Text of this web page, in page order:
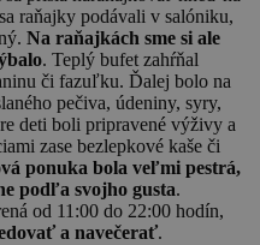
raňajky podávali v salóniku,
Na raňajkách sme si ale
. Teplý bufet zahŕňal
či fazuľku. Ďalej bolo na
pečiva, údeniny, syry,
deti boli pripravené výživy a
zase bezlepkové kaše či
ponuka bola veľmi pestrá,
podľa svojho gusta.
od 11:00 do 22:00 hodín,
a navečerať.